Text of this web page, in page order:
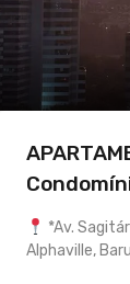
*Av.
Alphaville,